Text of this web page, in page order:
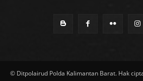
© Ditpolairud Polda Kalimantan Barat. Hak